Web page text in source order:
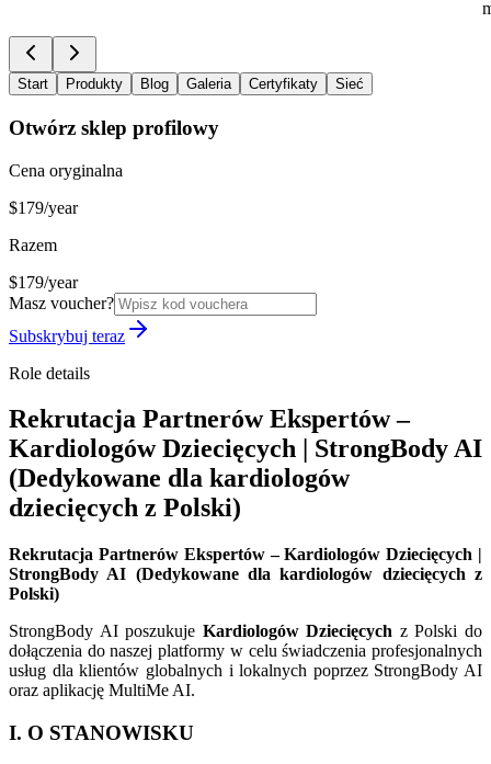
Start Produkty Blog Galeria Certyfikaty Sieć
Otwórz sklep profilowy
Cena oryginalna
$179/year
Razem
$179/year
Masz voucher?
Subskrybuj teraz
Role details
Rekrutacja Partnerów Ekspertów –
Kardiologów Dziecięcych | StrongBody AI
(Dedykowane dla kardiologów
dziecięcych z Polski)
Rekrutacja Partnerów Ekspertów – Kardiologów Dziecięcych |
StrongBody AI (Dedykowane dla kardiologów dziecięcych z
Polski)
StrongBody AI poszukuje Kardiologów Dziecięcych z Polski do
dołączenia do naszej platformy w celu świadczenia profesjonalnych
usług dla klientów globalnych i lokalnych poprzez StrongBody AI
oraz aplikację MultiMe AI.
I. O STANOWISKU